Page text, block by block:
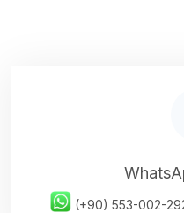
(+90) 553-002-